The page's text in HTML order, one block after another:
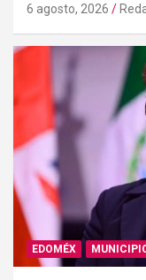
6 agosto, 2026
EDOMÉX